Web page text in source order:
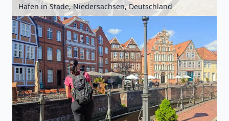
Hafen in Stade, Niedersachsen, Deutschland